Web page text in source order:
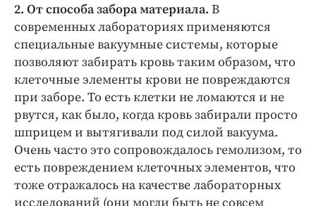
2. От способа забора материала. В
современных лабораториях применяются
специальные вакуумные системы, которые
позволяют забирать кровь таким образом, что
клеточные элементы крови не повреждаются
при заборе. То есть клетки не ломаются и не
рвутся, как было, когда кровь забирали просто
шприцем и вытягивали под силой вакуума.
Очень часто это сопровождалось гемолизом, то
есть повреждением клеточных элементов, что
тоже отражалось на качестве лабораторных
исследований (они могли быть не совсем